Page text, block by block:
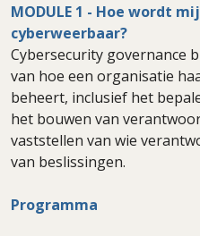
MODULE 1 - Hoe wordt
cyberweerbaar?
Cybersecurity governance
van hoe een organisatie
beheert, inclusief het
het bouwen van
vaststellen van wie
van beslissingen.
Programma